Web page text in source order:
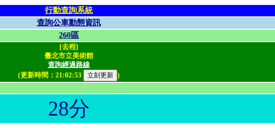
行動查詢系統
查詢公車動態資訊
260區
[去程]
臺北市立美術館
查詢經過路線
(更新時間： 21:02:53 )
28分